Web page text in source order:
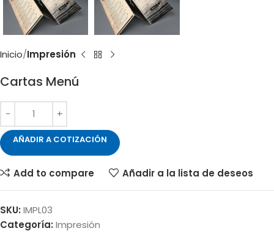
Inicio Impresión
Cartas Menú
AÑADIR A COTIZACIÓN
Add to compare Añadir a la lista de deseos
SKU: IMPL03
Categoría: Impresión